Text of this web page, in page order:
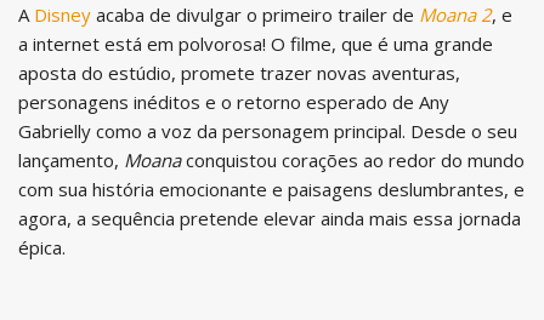
A Disney acaba de divulgar o primeiro trailer de Moana 2, e
a internet está em polvorosa! O filme, que é uma grande
aposta do estúdio, promete trazer novas aventuras,
personagens inéditos e o retorno esperado de Any
Gabrielly como a voz da personagem principal. Desde o seu
lançamento, Moanaconquistou corações ao redor do mundo
com sua história emocionante e paisagens deslumbrantes, e
agora, a sequência pretende elevar ainda mais essa jornada
épica.